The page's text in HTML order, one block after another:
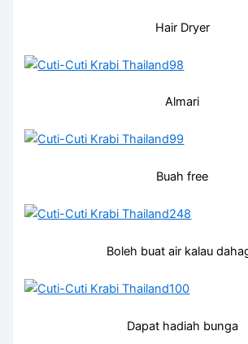
Hair Dryer
Almari
Buah free
Boleh buat air kalau
Dapat hadiah bunga